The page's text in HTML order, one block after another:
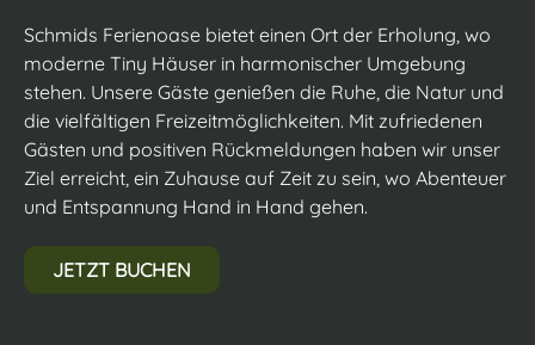
Schmids Ferienoase bietet einen Ort der Erholung, wo
moderne Tiny Häuser in harmonischer Umgebung
stehen. Unsere Gäste genießen die Ruhe, die Natur und
die vielfältigen Freizeitmöglichkeiten. Mit zufriedenen
Gästen und positiven Rückmeldungen haben wir unser
Ziel erreicht, ein Zuhause auf Zeit zu sein, wo Abenteuer
und Entspannung Hand in Hand gehen.
JETZT BUCHEN